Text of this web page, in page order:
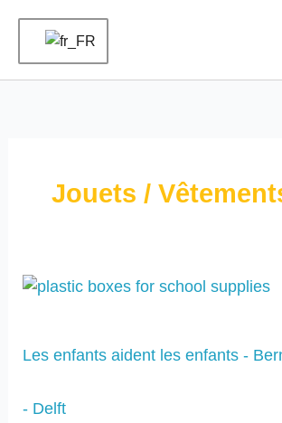
contenu
Jouets /
Les enfants aident les enfants -
- Delft
Les
les